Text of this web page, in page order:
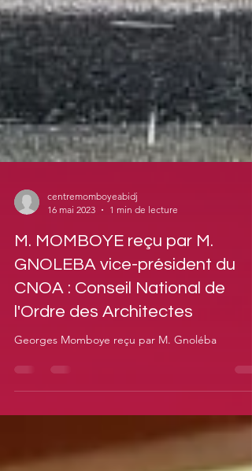
centremomboyeabidj
16 mai 2023
1 min de lecture
M. MOMBOYE reçu par M.
GNOLEBA vice-président du
CNOA : Conseil National de
l'Ordre des Architectes
Georges Momboye reçu par M. Gnoléba